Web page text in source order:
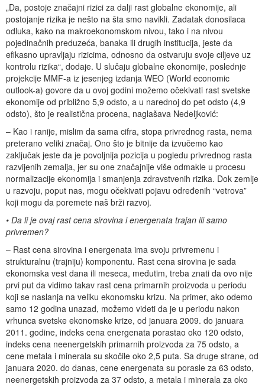
„Da, postoje značajni rizici za dalji rast globalne ekonomije, ali
postojanje rizika je nešto na šta smo navikli. Zadatak donosilaca
odluka, kako na makroekonomskom nivou, tako i na nivou
pojedinačnih preduzeća, banaka ili drugih institucija, jeste da
efikasno upravljaju rizicima, odnosno da ostvaruju svoje ciljeve uz
kontrolu rizika“, dodaje. U slučaju globalne ekonomije, poslednje
projekcije MMF-a iz jesenjeg izdanja WEO (World economic
outlook-a) govore da u ovoj godini možemo očekivati rast svetske
ekonomije od približno 5,9 odsto, a u narednoj do pet odsto (4,9
odsto), što je realistična procena, naglašava Nedeljković:
– Kao i ranije, mislim da sama cifra, stopa privrednog rasta, nema
preterano veliki značaj. Ono što je bitnije da izvučemo kao
zaključak jeste da je povoljnija pozicija u pogledu privrednog rasta
razvijenih zemalja, jer su one značajnije više odmakle u procesu
normalizacije ekonomija i smanjenja zdravstvenih rizika. Dok zemlje
u razvoju, poput nas, mogu očekivati pojavu određenih “vetrova”
koji mogu da poremete naš brži razvoj.
• Da li je ovaj rast cena sirovina i energenata trajan ili samo
privremen?
– Rast cena sirovina i energenata ima svoju privremenu i
strukturalnu (trajniju) komponentu. Rast cena sirovina je sada
ekonomska vest dana ili meseca, međutim, treba znati da ovo nije
prvi put da vidimo takav rast cena primarnih proizvoda u periodu
koji se naslanja na veliku ekonomsku krizu. Na primer, ako odemo
samo 12 godina unazad, možemo videti da je u periodu nakon
vrhunca svetske ekonomske krize, od januara 2009. do januara
2011. godine, indeks cena energenata porastao oko 120 odsto,
indeks cena neenergetskih primarnih proizvoda za 75 odsto, a
cene metala i minerala su skočile oko 2,5 puta. Sa druge strane, od
januara 2020. do danas, cene energenata su porasle za 63 odsto,
neenergetskih proizvoda za 37 odsto, a metala i minerala za oko